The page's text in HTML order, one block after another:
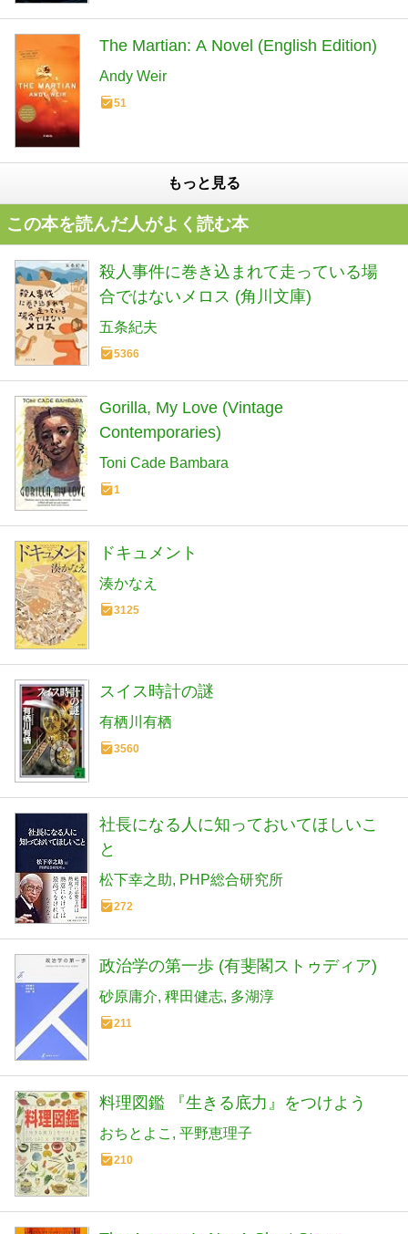
The Martian: A Novel (English Edition)
Andy Weir
51
もっと見る
この本を読んだ人がよく読む本
殺人事件に巻き込まれて走っている場
合ではないメロス (角川文庫)
五条紀夫
5366
Gorilla, My Love (Vintage
Contemporaries)
Toni Cade Bambara
1
ドキュメント
湊かなえ
3125
スイス時計の謎
有栖川有栖
3560
社長になる人に知っておいてほしいこ
と
松下幸之助 PHP総合研究所
272
政治学の第一歩 (有斐閣ストゥディア)
砂原庸介 稗田健志 多湖淳
211
料理図鑑 『生きる底力』をつけよう
おちとよこ 平野恵理子
210